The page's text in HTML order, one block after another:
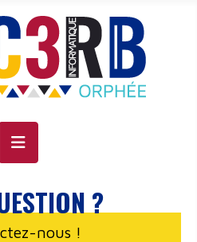
?
nous !